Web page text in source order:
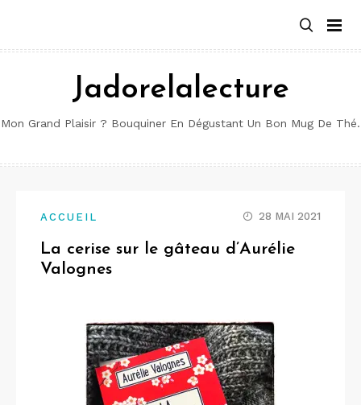
contenu
Jadorelalecture
Mon Grand Plaisir ? Bouquiner En Dégustant Un Bon Mug De Thé.
ACCUEIL 28 MAI 2021
La cerise sur le gâteau d’Aurélie
Valognes